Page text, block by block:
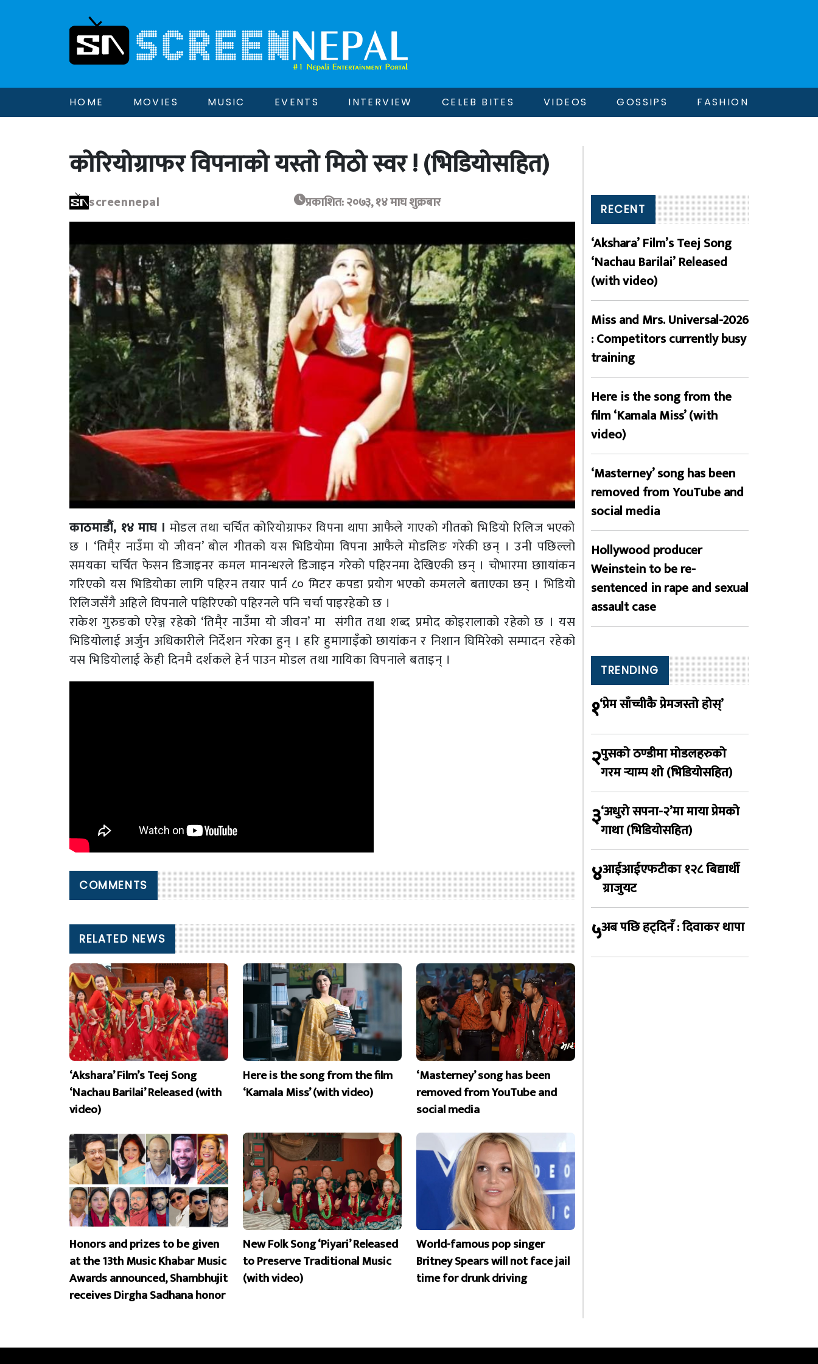
HOME MOVIES MUSIC EVENTS INTERVIEW CELEB BITES VIDEOS GOSSIPS FASHION
कोरियोग्राफर विपनाको यस्तो मिठो स्वर ! (भिडियोसहित)
screennepal प्रकाशित: २०७३, १४ माघ शुक्रबार
काठमाडौं, १४ माघ । मोडल तथा चर्चित कोरियोग्राफर विपना थापा आफैले गाएको गीतको भिडियो रिलिज भएको
छ । ‘तिमै्र नाउँमा यो जीवन’ बोल गीतको यस भिडियोमा विपना आफैले मोडलिङ गरेकी छन् । उनी पछिल्लो
समयका चर्चित फेसन डिजाइनर कमल मानन्धरले डिजाइन गरेको पहिरनमा देखिएकी छन् । चोभारमा छाायांकन
गरिएको यस भिडियोका लागि पहिरन तयार पार्न ८० मिटर कपडा प्रयोग भएको कमलले बताएका छन् । भिडियो
रिलिजसँगै अहिले विपनाले पहिरिएको पहिरनले पनि चर्चा पाइरहेको छ ।
राकेश गुरुङको एरेञ्ज रहेको ‘तिमै्र नाउँमा यो जीवन’ मा संगीत तथा शब्द प्रमोद कोइरालाको रहेको छ । यस
भिडियोलाई अर्जुन अधिकारीले निर्देशन गरेका हुन् । हरि हुमागाइँको छायांकन र निशान घिमिरेको सम्पादन रहेको
यस भिडियोलाई केही दिनमै दर्शकले हेर्न पाउन मोडल तथा गायिका विपनाले बताइन् ।
COMMENTS
RELATED NEWS
‘Akshara’ Film’s Teej Song
‘Nachau Barilai’ Released (with
video)
Here is the song from the film
‘Kamala Miss’ (with video)
‘Masterney’ song has been
removed from YouTube and
social media
Honors and prizes to be given
at the 13th Music Khabar Music
Awards announced, Shambhujit
receives Dirgha Sadhana honor
New Folk Song ‘Piyari’ Released
to Preserve Traditional Music
(with video)
World-famous pop singer
Britney Spears will not face jail
time for drunk driving
RECENT
‘Akshara’ Film’s Teej Song
‘Nachau Barilai’ Released
(with video)
Miss and Mrs. Universal-2026
: Competitors currently busy
training
Here is the song from the
film ‘Kamala Miss’ (with
video)
‘Masterney’ song has been
removed from YouTube and
social media
Hollywood producer
Weinstein to be re-
sentenced in rape and sexual
assault case
TRENDING
१‘प्रेम साँच्चीकै प्रेमजस्तो होस्’
२पुसको ठण्डीमा मोडलहरुको
गरम र्‍याम्प शो (भिडियोसहित)
३‘अधुरो सपना-२’मा माया प्रेमको
गाथा (भिडियोसहित)
४आईआईएफटीका १२८ बिद्यार्थी
ग्राजुयट
५अब पछि हट्दिनँ : दिवाकर थापा